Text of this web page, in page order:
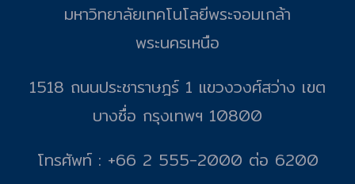
มหาวิทยาลัยเทคโนโลยีพระจอมเกล้า
พระนครเหนือ
1518 ถนนประชาราษฎร์ 1 แขวงวงศ์สว่าง เขต
บางซื่อ กรุงเทพฯ 10800
โทรศัพท์ : +66 2 555-2000 ต่อ 6200